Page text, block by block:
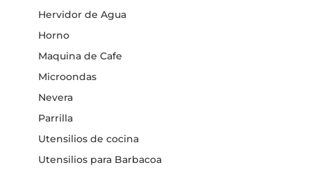
Hervidor de Agua
Horno
Maquina de Cafe
Microondas
Nevera
Parrilla
Utensilios de cocina
Utensilios para Barbacoa